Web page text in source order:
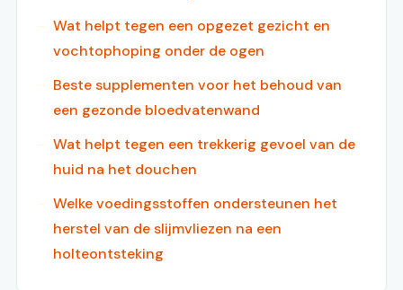
Wat helpt tegen een opgezet gezicht en
vochtophoping onder de ogen
Beste supplementen voor het behoud van
een gezonde bloedvatenwand
Wat helpt tegen een trekkerig gevoel van de
huid na het douchen
Welke voedingsstoffen ondersteunen het
herstel van de slijmvliezen na een
holteontsteking